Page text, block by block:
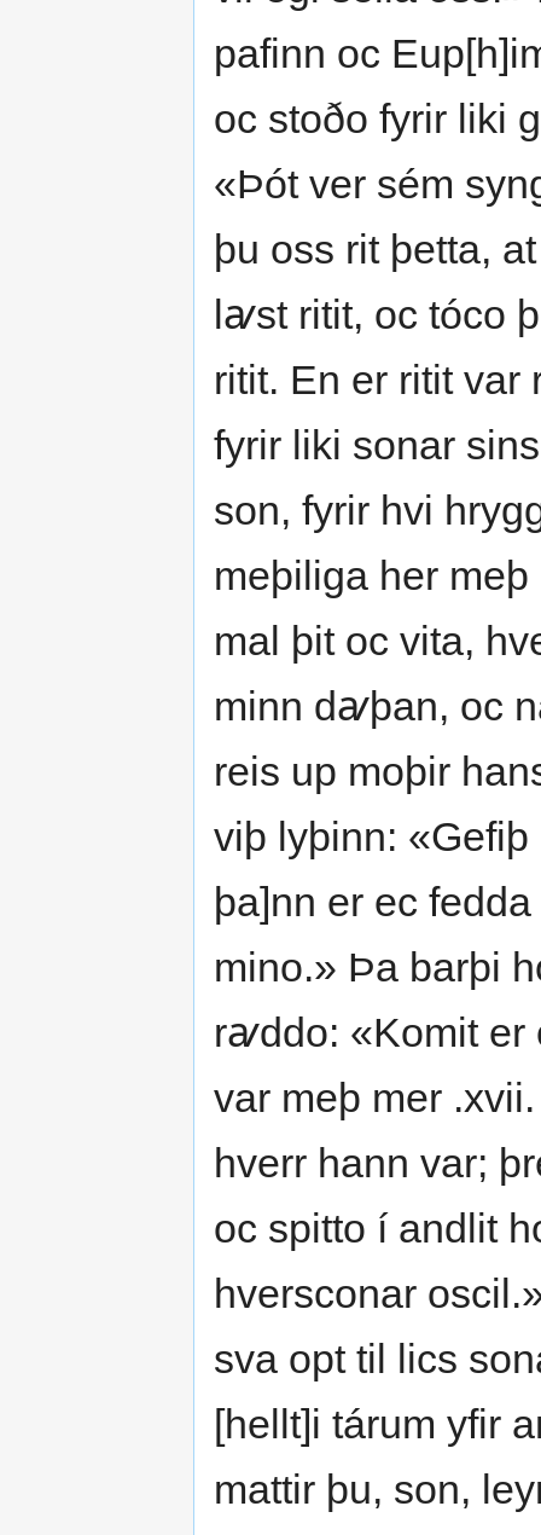
pafinn oc
oc stoðo fyrir liki
«Þót ver sém
þu oss rit þetta,
lꜹst ritit, oc tóco
ritit. En er ritit var
fyrir liki sonar
son, fyrir hvi
meþiliga her
mal þit oc vita,
minn dꜹþan, oc
reis up moþir
viþ lyþinn:
þa]nn er ec
mino.» Þa barþi
rꜹddo: «Komit er
var meþ mer
hverr hann var;
oc spitto í andlit
hversconar
sva opt til lics
[hellt]i tárum yfir
mattir þu, son,